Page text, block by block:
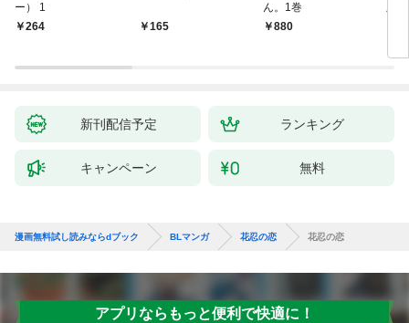
ー） 1
264
165
ん。1巻
880
版
新刊配信予定 ランキング
キャンペーン 無料
漫画無料試し読みならdブック BLマンガ 花忍の恋 花忍の恋
アプリならもっと便利で快適に！